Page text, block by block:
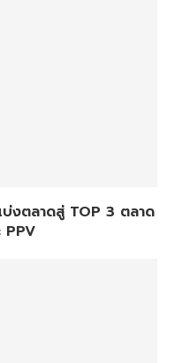
งตลาดสู่ TOP 3 ตลาด
PPV